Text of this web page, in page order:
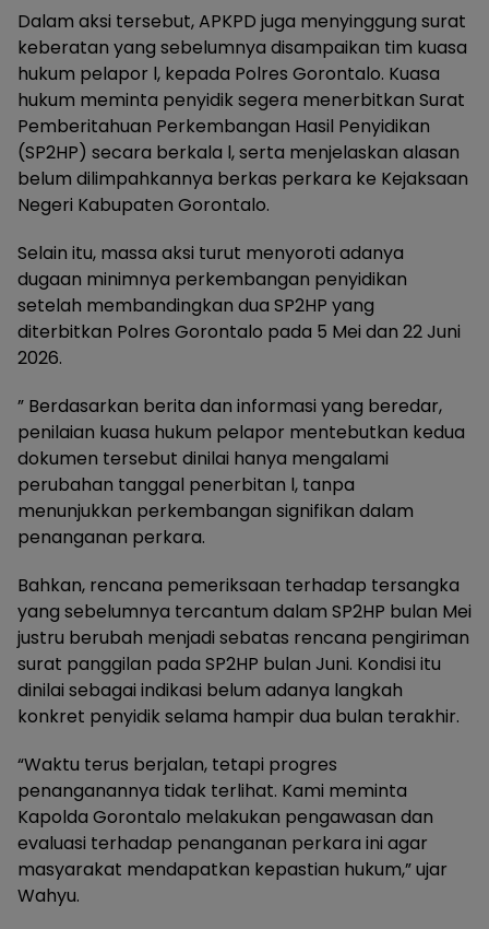
Dalam aksi tersebut, APKPD juga menyinggung surat
keberatan yang sebelumnya disampaikan tim kuasa
hukum pelapor l, kepada Polres Gorontalo. Kuasa
hukum meminta penyidik segera menerbitkan Surat
Pemberitahuan Perkembangan Hasil Penyidikan
(SP2HP) secara berkala l, serta menjelaskan alasan
belum dilimpahkannya berkas perkara ke Kejaksaan
Negeri Kabupaten Gorontalo.
Selain itu, massa aksi turut menyoroti adanya
dugaan minimnya perkembangan penyidikan
setelah membandingkan dua SP2HP yang
diterbitkan Polres Gorontalo pada 5 Mei dan 22 Juni
2026.
” Berdasarkan berita dan informasi yang beredar,
penilaian kuasa hukum pelapor mentebutkan kedua
dokumen tersebut dinilai hanya mengalami
perubahan tanggal penerbitan l, tanpa
menunjukkan perkembangan signifikan dalam
penanganan perkara.
Bahkan, rencana pemeriksaan terhadap tersangka
yang sebelumnya tercantum dalam SP2HP bulan Mei
justru berubah menjadi sebatas rencana pengiriman
surat panggilan pada SP2HP bulan Juni. Kondisi itu
dinilai sebagai indikasi belum adanya langkah
konkret penyidik selama hampir dua bulan terakhir.
“Waktu terus berjalan, tetapi progres
penanganannya tidak terlihat. Kami meminta
Kapolda Gorontalo melakukan pengawasan dan
evaluasi terhadap penanganan perkara ini agar
masyarakat mendapatkan kepastian hukum,” ujar
Wahyu.